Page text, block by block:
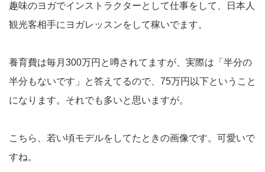
趣味のヨガでインストラクターとして仕事をして、日本人
観光客相手にヨガレッスンをして稼いでます。
養育費は毎月300万円と噂されてますが、実際は「半分の
半分もないです」と答えてるので、75万円以下ということ
になります。それでも多いと思いますが。
こちら、若い頃モデルをしてたときの画像です。可愛いで
すね。